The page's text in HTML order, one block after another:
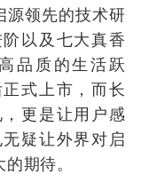
源领先的技术研
以及七大真香
品质的生活跃
式上市，而长
更是让用户感
疑让外界对启
期待。